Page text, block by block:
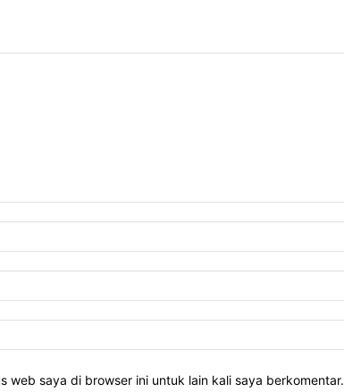
web saya di browser ini untuk lain kali saya berkomentar.